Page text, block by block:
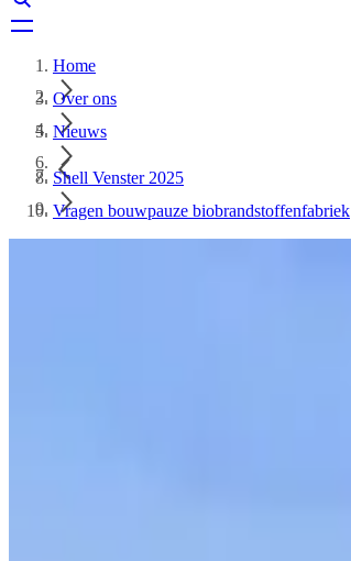
Home
Over ons
Nieuws
Shell Venster 2025
Vragen bouwpauze biobrandstoffenfabriek